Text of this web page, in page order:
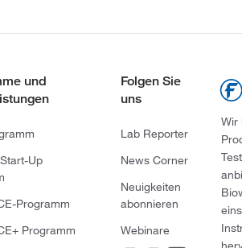
und
Up
Programm
Programm
Folgen Sie
uns
Lab Reporter
News Corner
Neuigkeiten
abonnieren
Webinare
Wir